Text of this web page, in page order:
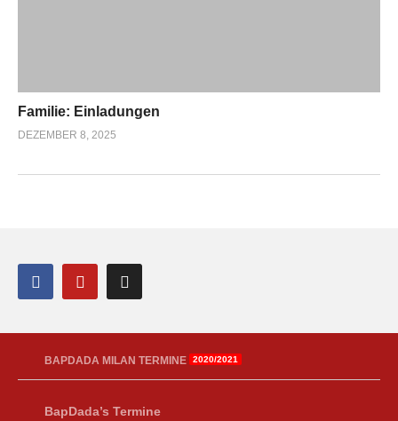
Familie: Einladungen
DEZEMBER 8, 2025
BAPDADA MILAN TERMINE 2020/2021
BapDada’s Termine